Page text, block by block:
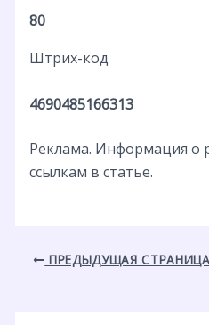
80
Штрих-код
4690485166313
Реклама. Информация о
ссылкам в статье.
ПРЕДЫДУЩАЯ СТРАНИЦА